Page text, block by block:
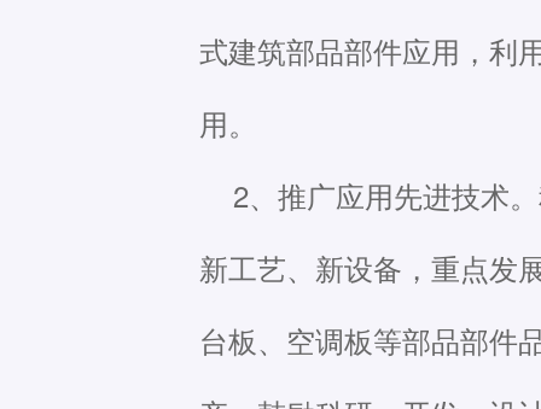
式建筑部品部件应用，利
用。
2、推广应用先进技术
新工艺、新设备，重点发
台板、空调板等部品部件